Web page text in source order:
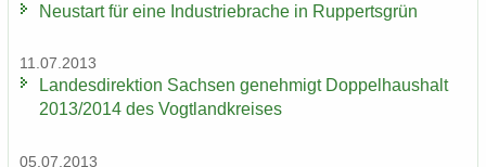
Neu­start für eine In­dus­trie­bra­che in Rup­perts­grün
11.07.2013
Lan­des­di­rek­ti­on Sach­sen ge­neh­migt Dop­pel­haus­halt
2013/2014 des Vogt­land­krei­ses
05.07.2013